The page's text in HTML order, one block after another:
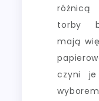
różnicą
torby
mają
czyni je